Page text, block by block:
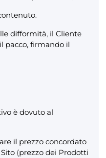
difformità, il Cliente
pacco, firmando il
è dovuto al
il prezzo concordato
(prezzo dei Prodotti